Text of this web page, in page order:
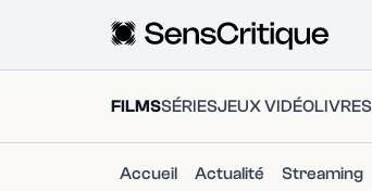
FILMSSÉRIESJEUX VIDÉOLIVRES
Accueil Actualité Streaming